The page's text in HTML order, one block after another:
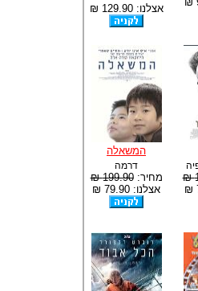
אצלנו: 129.90 ₪
המשאלה
דרמה
מחיר:199.90 ₪
אצלנו: 79.90 ₪